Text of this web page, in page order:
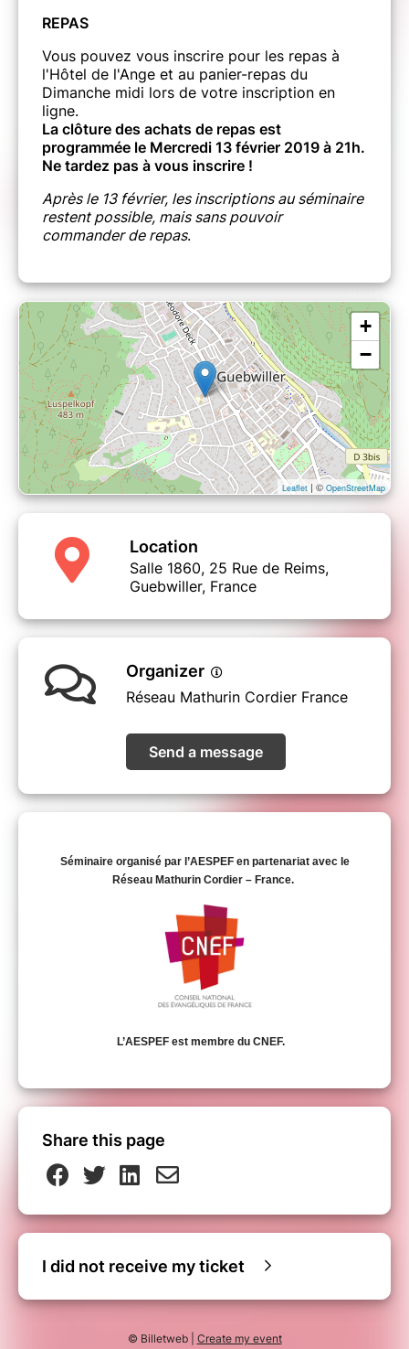
REPAS
Vous pouvez vous inscrire pour les repas à
l'Hôtel de l'Ange et au panier-repas du
Dimanche midi lors de votre inscription en
ligne.
​​​​​​​La clôture des achats de repas est
programmée le Mercredi 13 février 2019 à 21h.
Ne tardez pas à vous inscrire !
Après le 13 février, les inscriptions au séminaire
restent possible, mais sans pouvoir
commander de repas.
+
−
Leaflet | © OpenStreetMap
Location
Salle 1860, 25 Rue de Reims,
Guebwiller, France
Organizer
Réseau Mathurin Cordier France
Send a message
Séminaire organisé par l’AESPEF en partenariat avec le
Réseau Mathurin Cordier – France.
L’AESPEF est membre du CNEF.
Share this page
I did not receive my ticket
© Billetweb | Create my event